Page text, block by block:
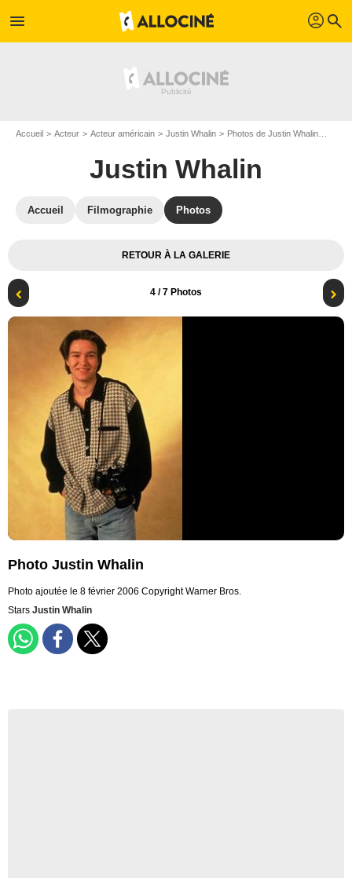
menu profil search
Accueil Acteur Acteur américain Justin Whalin Photos de Justin Whalin
Justin Whalin
Accueil Filmographie Photos
RETOUR À LA GALERIE
4 / 7 Photos
Photo Justin Whalin
Photo ajoutée le 8 février 2006 Copyright Warner Bros.
Stars Justin Whalin